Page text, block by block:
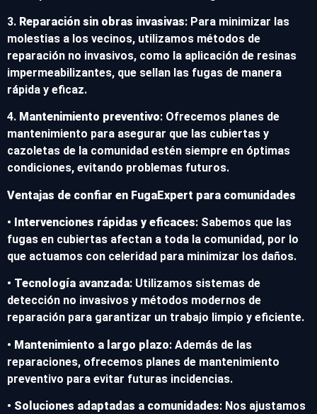
3. Reparación sin obras invasivas: Para minimizar las
molestias a los vecinos, utilizamos métodos de
reparación no invasivos, como la aplicación de resinas
impermeabilizantes, que sellan las fugas de manera
rápida y eficaz.
4. Mantenimiento preventivo: Ofrecemos planes de
mantenimiento para asegurar que las cubiertas y
cazoletas de la comunidad estén siempre en óptimas
condiciones, evitando problemas futuros.
Ventajas de confiar en FugaExpert para comunidades
• Intervenciones rápidas y eficaces: Sabemos que las
fugas en cubiertas afectan a toda la comunidad, por lo
que actuamos con celeridad para minimizar los daños.
• Tecnología avanzada: Utilizamos sistemas de
detección no invasivos y métodos modernos de
reparación para garantizar un trabajo limpio y eficiente.
• Mantenimiento a largo plazo: Además de las
reparaciones, ofrecemos planes de mantenimiento
preventivo para evitar futuras incidencias.
• Soluciones adaptadas a comunidades: Nos ajustamos